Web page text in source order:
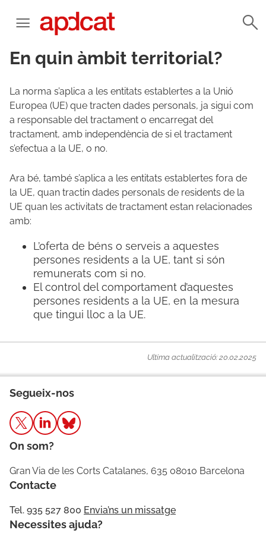
En quin àmbit territorial?
La norma s’aplica a les entitats establertes a la Unió
Europea (UE) que tracten dades personals, ja sigui com
a responsable del tractament o encarregat del
tractament, amb independència de si el tractament
s’efectua a la UE, o no.
Ara bé, també s’aplica a les entitats establertes fora de
la UE, quan tractin dades personals de residents de la
UE quan les activitats de tractament estan relacionades
amb:
L’oferta de béns o serveis a aquestes
persones residents a la UE, tant si són
remunerats com si no.
El control del comportament d’aquestes
persones residents a la UE, en la mesura
que tingui lloc a la UE.
Ultima actualització: 20.02.2025
Segueix-nos
On som?
Gran Via de les Corts Catalanes, 635 08010 Barcelona
Contacte
Tel. 935 527 800 Envia’ns un missatge
Necessites ajuda?